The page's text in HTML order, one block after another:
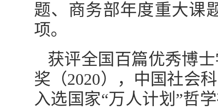
题、商务部年度重大课
项。
获评全国百篇优秀博
奖（2020），中国社会
入选国家“万人计划”哲